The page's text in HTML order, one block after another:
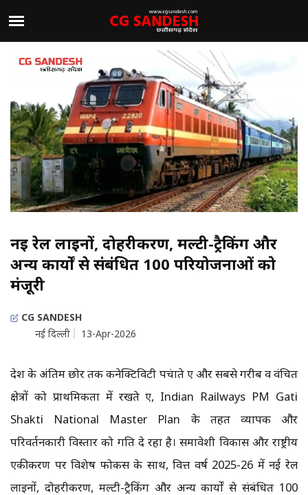
नई रेल लाइनों, दोहरीकरण, मल्टी-ट्रैकिंग और
अन्य कार्यों से संबंधित 100 परियोजनाओं को
मंजूरी
CG SANDESH
नई दिल्ली
13-Apr-2026
देश के अंतिम छोर तक कनेक्टिविटी पहुंचाते हुए और सबसे गरीब व वंचित
क्षेत्रों को प्राथमिकता में रखते हुए, Indian Railways PM Gati
Shakti National Master Plan के तहत व्यापक और
परिवर्तनकारी विस्तार को गति दे रहा है। समावेशी विकास और राष्ट्रीय
एकीकरण पर विशेष फोकस के साथ, वित्त वर्ष 2025-26 में नई रेल
लाइनों, दोहरीकरण, मल्टी-ट्रैकिंग और अन्य कार्यों से संबंधित 100